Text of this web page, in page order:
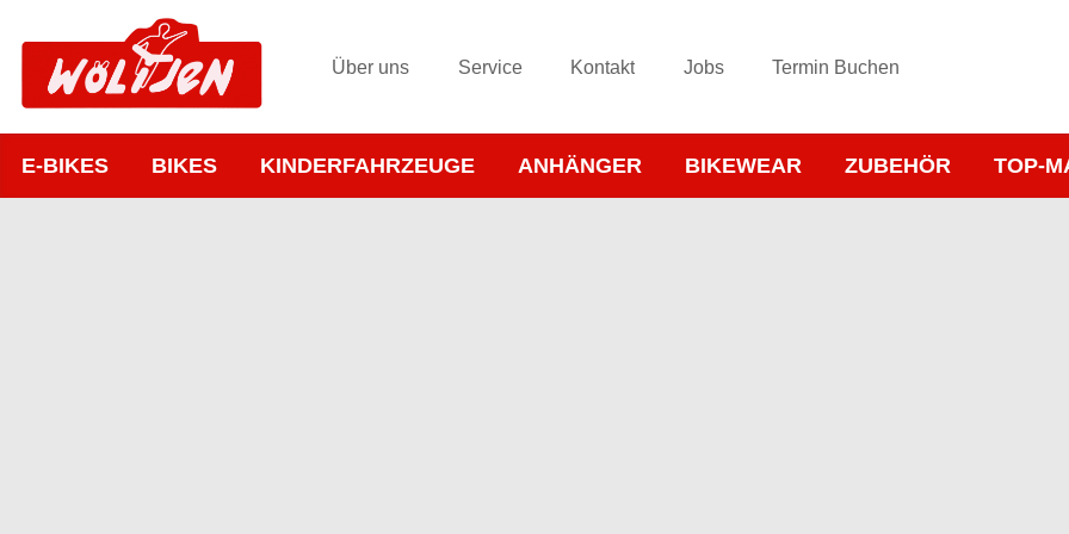
Über uns Service Kontakt Jobs Termin Buchen
E-BIKES BIKES KINDERFAHRZEUGE ANHÄNGER BIKEWEAR ZUBEHÖR TOP-